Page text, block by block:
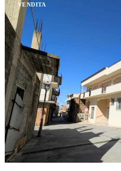
VENDITA